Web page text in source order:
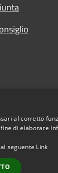
al corretto
di elaborare
seguente Link